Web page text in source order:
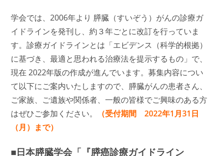
学会では、2006年より 膵臓（すいぞう）がんの診療ガ
イドラインを発刊し、約３年ごとに改訂を行っていま
す。診療ガイドラインとは「エビデンス（科学的根拠）
に基づき、最適と思われる治療法を提示するもの」で、
現在 2022年版の作成が進んでいます。募集内容につい
て以下にご案内いたしますので、膵臓がんの患者さん、
ご家族、ご遺族や関係者、一般の皆様でご興味のある方
はぜひご参加ください。
（受付期間 2022年1月31日
（月）まで）
■日本膵臓学会「『膵癌診療ガイドライン